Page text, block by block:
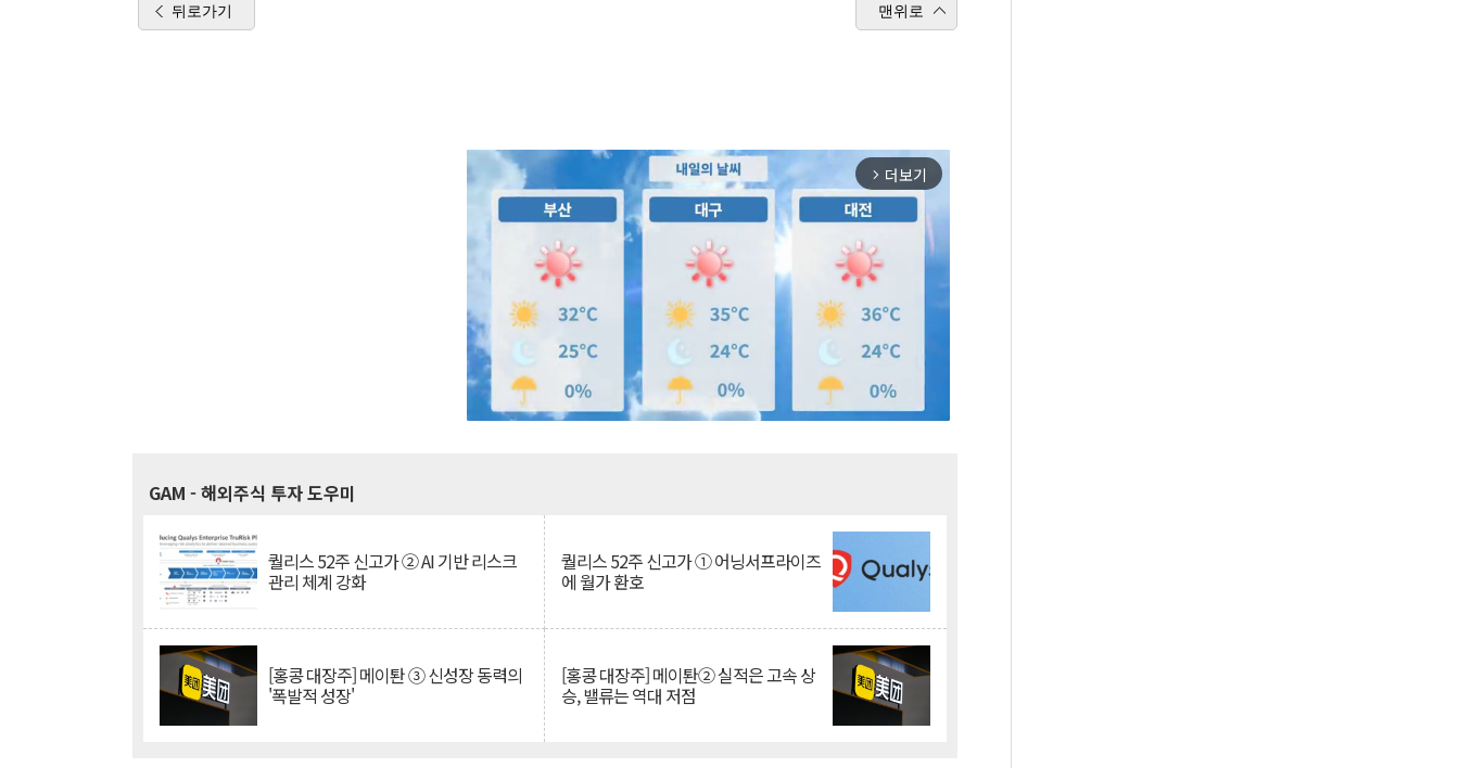
뒤로가기 맨위로
arrow_forward_ios 더보기
GAM - 해외주식 투자 도우미
퀄리스 52주 신고가 ② AI 기반 리스크
관리 체계 강화
퀄리스 52주 신고가 ① 어닝서프라이즈
에 월가 환호
[홍콩 대장주] 메이퇀 ③ 신성장 동력의
'폭발적 성장'
[홍콩 대장주] 메이퇀② 실적은 고속 상
승, 밸류는 역대 저점